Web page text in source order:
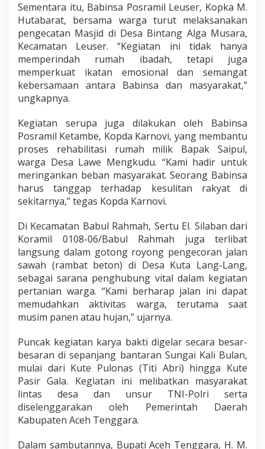
Sementara itu, Babinsa Posramil Leuser, Kopka M.
Hutabarat, bersama warga turut melaksanakan
pengecatan Masjid di Desa Bintang Alga Musara,
Kecamatan Leuser. “Kegiatan ini tidak hanya
memperindah rumah ibadah, tetapi juga
memperkuat ikatan emosional dan semangat
kebersamaan antara Babinsa dan masyarakat,”
ungkapnya.
Kegiatan serupa juga dilakukan oleh Babinsa
Posramil Ketambe, Kopda Karnovi, yang membantu
proses rehabilitasi rumah milik Bapak Saipul,
warga Desa Lawe Mengkudu. “Kami hadir untuk
meringankan beban masyarakat. Seorang Babinsa
harus tanggap terhadap kesulitan rakyat di
sekitarnya,” tegas Kopda Karnovi.
Di Kecamatan Babul Rahmah, Sertu El. Silaban dari
Koramil 0108-06/Babul Rahmah juga terlibat
langsung dalam gotong royong pengecoran jalan
sawah (rambat beton) di Desa Kuta Lang-Lang,
sebagai sarana penghubung vital dalam kegiatan
pertanian warga. “Kami berharap jalan ini dapat
memudahkan aktivitas warga, terutama saat
musim panen atau hujan,” ujarnya.
Puncak kegiatan karya bakti digelar secara besar-
besaran di sepanjang bantaran Sungai Kali Bulan,
mulai dari Kute Pulonas (Titi Abri) hingga Kute
Pasir Gala. Kegiatan ini melibatkan masyarakat
lintas desa dan unsur TNI-Polri serta
diselenggarakan oleh Pemerintah Daerah
Kabupaten Aceh Tenggara.
Dalam sambutannya, Bupati Aceh Tenggara, H. M.